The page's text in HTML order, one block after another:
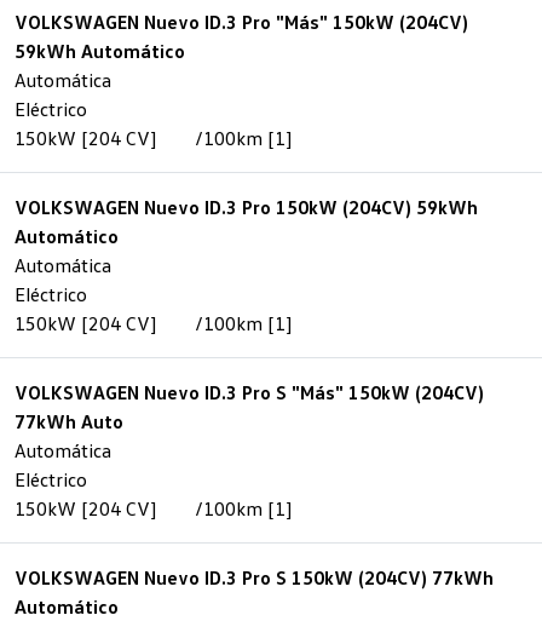
VOLKSWAGEN Nuevo ID.3 Pro "Más" 150kW (204CV)
59kWh Automático
Automática
Eléctrico
150kW [204 CV]
/100km [1]
VOLKSWAGEN Nuevo ID.3 Pro 150kW (204CV) 59kWh
Automático
Automática
Eléctrico
150kW [204 CV]
/100km [1]
VOLKSWAGEN Nuevo ID.3 Pro S "Más" 150kW (204CV)
77kWh Auto
Automática
Eléctrico
150kW [204 CV]
/100km [1]
VOLKSWAGEN Nuevo ID.3 Pro S 150kW (204CV) 77kWh
Automático